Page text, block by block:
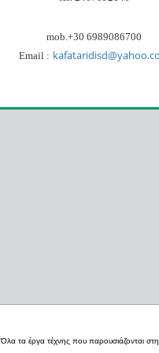
mob.+30 6989086700
Email : kafataridisd@yahoo.
Όλα τα έργα τέχνης που παρουσιάζονται